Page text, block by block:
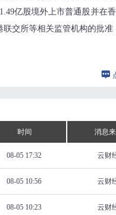
亿股境外上市普通股并在
交所等相关监管机构的批准
时间 消息
08-05 17:32 云财
08-05 10:56 云财
08-05 10:23 云财